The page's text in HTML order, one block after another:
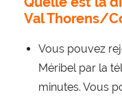
Val Thorens/
Vous pouvez
Méribel par la
minutes. Vous